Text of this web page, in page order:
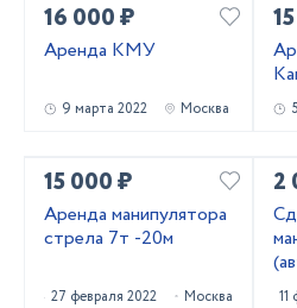
16 000 ₽
Аренда КМУ
9 марта 2022 Москва
15 000 ₽
Аренда манипулятора
стрела 7т -20м
27 февраля 2022 Москва
2
11